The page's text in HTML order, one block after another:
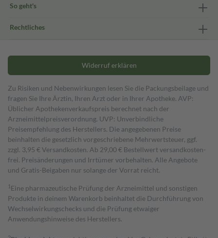
So geht's
Rechtliches
Widerruf erklären
Zu Risiken und Nebenwirkungen lesen Sie die Packungsbeilage und
fragen Sie Ihre Ärztin, Ihren Arzt oder in Ihrer Apotheke. AVP:
Üblicher Apothekenverkaufspreis berechnet nach der
Arzneimittelpreisverordnung. UVP: Unverbindliche
Preisempfehlung des Herstellers. Die angegebenen Preise
beinhalten die gesetzlich vorgeschriebene Mehrwertsteuer, ggf.
zzgl. 3,95 € Versandkosten. Ab 29,00 € Bestell­wert versand­kosten­
frei. Preisänderungen und Irrtümer vorbehalten. Alle Angebote
und Gratis-Beigaben nur solange der Vorrat reicht.
1 Eine pharmazeutische Prüfung der Arzneimittel und sonstigen
Produkte in deinem Warenkorb beinhaltet die Durchführung von
Wechselwirkungschecks und die Prüfung etwaiger
Anwendungshinweise des Herstellers.